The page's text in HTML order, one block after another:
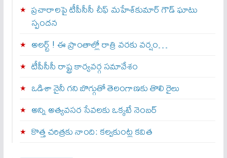
ప్రచారాలపై టీపీసీసీ చీఫ్ మహేశ్‌కుమార్ గౌడ్ ఘాటు
స్పందన
అల‌ర్ట్ ! ఈ ప్రాంతాల్లో రాత్రి వరకు వర్షం…
టీపీసీసీ రాష్ట్ర కార్యవర్గ సమావేశం
ఒడిశా నైనీ గని బొగ్గుతో తెలంగాణకు తొలి రైలు
అన్ని అత్యవసర సేవలకు ఒక్క‌టే నెంబ‌ర్‌
కొత్త చరిత్రకు నాంది: క‌ల్వ‌కుంట్ల కవిత